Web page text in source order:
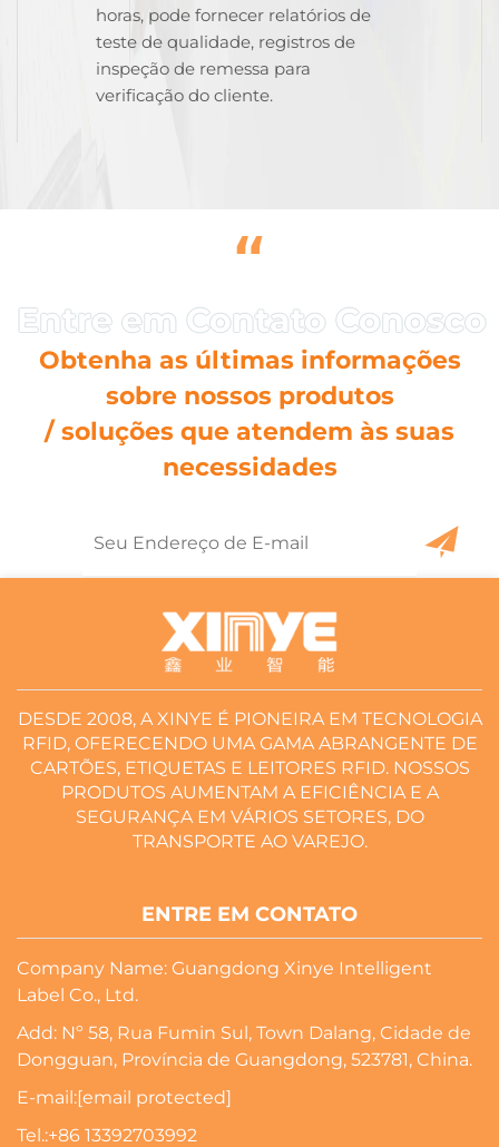
horas, pode fornecer relatórios de
teste de qualidade, registros de
inspeção de remessa para
verificação do cliente.
“
Obtenha as últimas informações
sobre nossos produtos
/ soluções que atendem às suas
necessidades
DESDE 2008, A XINYE É PIONEIRA EM TECNOLOGIA
RFID, OFERECENDO UMA GAMA ABRANGENTE DE
CARTÕES, ETIQUETAS E LEITORES RFID. NOSSOS
PRODUTOS AUMENTAM A EFICIÊNCIA E A
SEGURANÇA EM VÁRIOS SETORES, DO
TRANSPORTE AO VAREJO.
ENTRE EM CONTATO
Company Name: Guangdong Xinye Intelligent
Label Co., Ltd.
Add: Nº 58, Rua Fumin Sul, Town Dalang, Cidade de
Dongguan, Província de Guangdong, 523781, China.
E-mail:[email protected]
Tel.:+86 13392703992